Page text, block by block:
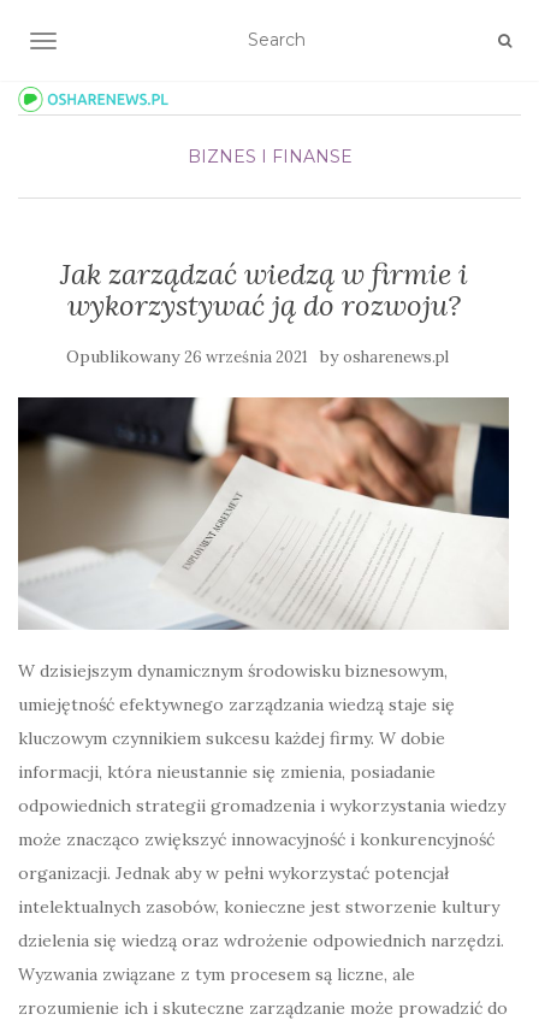
TOGGLE NAVIGATION
BIZNES I FINANSE
Jak zarządzać wiedzą w firmie i
wykorzystywać ją do rozwoju?
Opublikowany26 września 2021 byosharenews.pl
W dzisiejszym dynamicznym środowisku biznesowym,
umiejętność efektywnego zarządzania wiedzą staje się
kluczowym czynnikiem sukcesu każdej firmy. W dobie
informacji, która nieustannie się zmienia, posiadanie
odpowiednich strategii gromadzenia i wykorzystania wiedzy
może znacząco zwiększyć innowacyjność i konkurencyjność
organizacji. Jednak aby w pełni wykorzystać potencjał
intelektualnych zasobów, konieczne jest stworzenie kultury
dzielenia się wiedzą oraz wdrożenie odpowiednich narzędzi.
Wyzwania związane z tym procesem są liczne, ale
zrozumienie ich i skuteczne zarządzanie może prowadzić do